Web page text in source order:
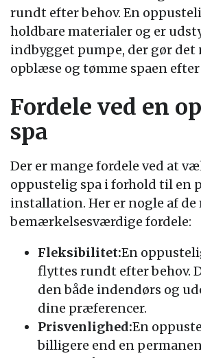
rundt efter behov. En
holdbare materialer og er
indbygget pumpe, der gør det
opblæse og tømme spaen
Fordele ved en
spa
Der er mange fordele ved at
oppustelig spa i forhold til en
installation. Her er nogle af de
bemærkelsesværdige fordele:
Fleksibilitet:En
flyttes rundt efter behov.
den både indendørs og
dine præferencer.
Prisvenlighed:En
billigere end en